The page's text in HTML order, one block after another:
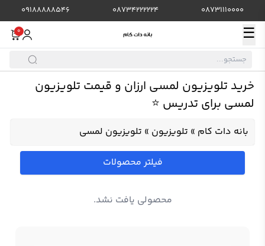
08731110000
08734222224
09188888546
☰
0
خرید تلویزیون لمسی ارزان و قیمت تلویزیون
لمسی برای تدریس ⭐️
بانه دات کام » تلویزیون » تلویزیون لمسی
فیلتر محصولات
محصولی یافت نشد.